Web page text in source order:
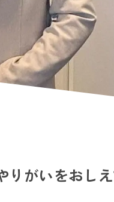
がいをおし